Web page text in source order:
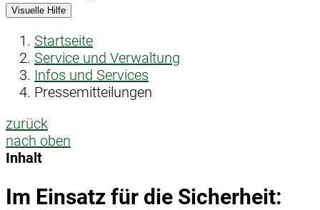
Visuelle Hilfe
Startseite
Service und Verwaltung
Infos und Services
Pressemitteilungen
zurück
nach oben
Inhalt
Im Einsatz für die Sicherheit: